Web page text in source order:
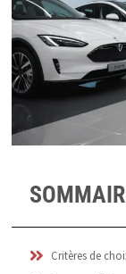
Critères de